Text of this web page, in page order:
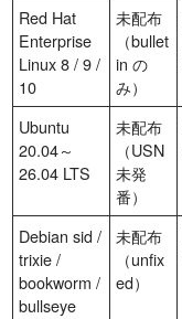
Red Hat
Enterprise
Linux 8 / 9 /
10
未配布
（bullet
in の
み）
Ubuntu
20.04～
26.04 LTS
未配布
（USN
未発
番）
Debian sid /
trixie /
bookworm /
bullseye
未配布
（unfix
ed）